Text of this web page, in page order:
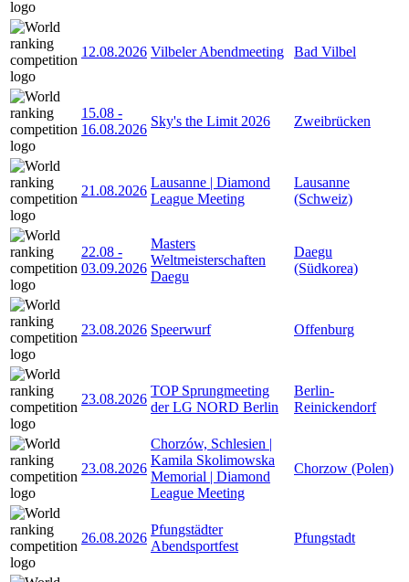
12.08.2026 Vilbeler Abendmeeting Bad Vilbel
15.08 -
16.08.2026
Sky's the Limit 2026 Zweibrücken
21.08.2026
Lausanne | Diamond
League Meeting
Lausanne
(Schweiz)
22.08 -
03.09.2026
Masters
Weltmeisterschaften
Daegu
Daegu
(Südkorea)
23.08.2026 Speerwurf Offenburg
23.08.2026
TOP Sprungmeeting
der LG NORD Berlin
Berlin-
Reinickendorf
23.08.2026
Chorzów, Schlesien |
Kamila Skolimowska
Memorial | Diamond
League Meeting
Chorzow (Polen)
26.08.2026
Pfungstädter
Abendsportfest
Pfungstadt